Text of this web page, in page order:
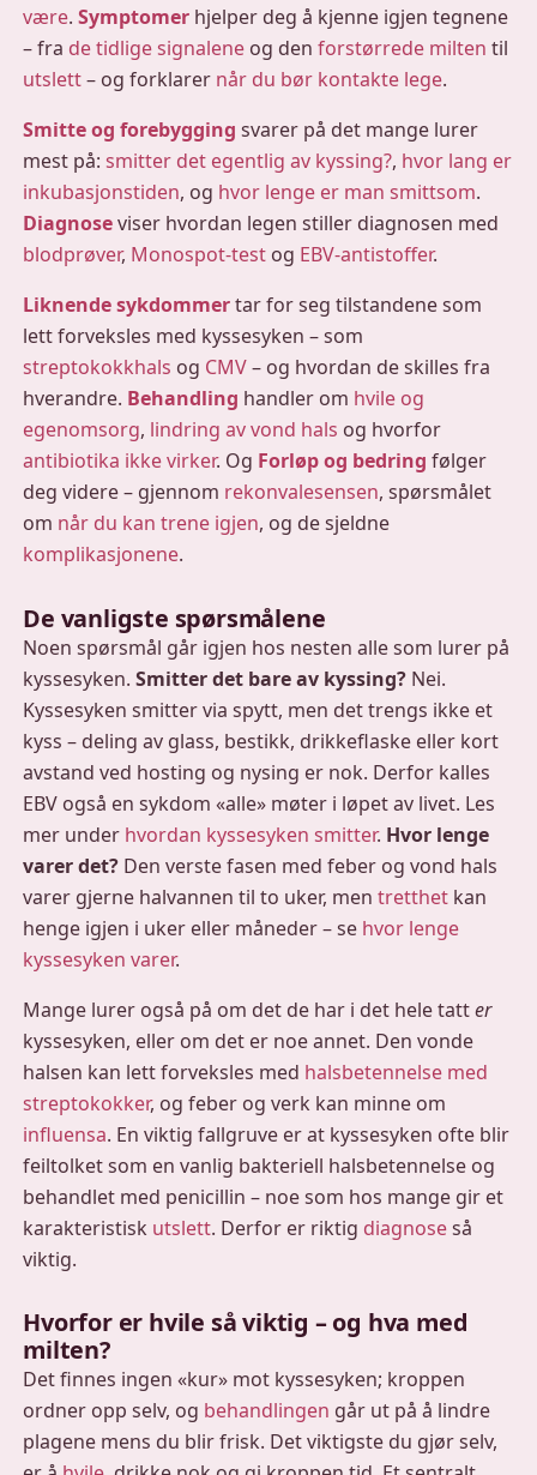
være.Symptomer hjelper deg å kjenne igjen tegnene
– fra de tidlige signalene og denforstørrede milten til
utslett– og forklarer når du bør kontakte lege.
Smitte og forebygging svarer på det mange lurer
mest på:smitter det egentlig av kyssing?, hvor lang er
inkubasjonstiden, og hvor lenge er man smittsom.
Diagnoseviser hvordan legen stiller diagnosen med
blodprøver, Monospot-test og EBV-antistoffer.
Liknende sykdommertar for seg tilstandene som
lett forveksles med kyssesyken – som
streptokokkhals og CMV– og hvordan de skilles fra
hverandre. Behandling handler om hvile og
egenomsorg, lindring av vond hals og hvorfor
antibiotika ikke virker. Og Forløp og bedring følger
deg videre – gjennom rekonvalesensen, spørsmålet
om når du kan trene igjen, og de sjeldne
komplikasjonene.
De vanligste spørsmålene
Noen spørsmål går igjen hos nesten alle som lurer på
kyssesyken.Smitter det bare av kyssing? Nei.
Kyssesyken smitter via spytt, men det trengs ikke et
kyss – deling av glass, bestikk, drikkeflaske eller kort
avstand ved hosting og nysing er nok. Derfor kalles
EBV også en sykdom «alle» møter i løpet av livet. Les
mer under hvordan kyssesyken smitter. Hvor lenge
varer det? Den verste fasen med feber og vond hals
varer gjerne halvannen til to uker, mentretthet kan
henge igjen i uker eller måneder – se hvor lenge
kyssesyken varer.
Mange lurer også på om det de har i det hele tatter
kyssesyken, eller om det er noe annet. Den vonde
halsen kan lett forveksles med halsbetennelse med
streptokokker, og feber og verk kan minne om
influensa. En viktig fallgruve er at kyssesyken ofte blir
feiltolket som en vanlig bakteriell halsbetennelse og
behandlet med penicillin – noe som hos mange gir et
karakteristisk utslett. Derfor er riktig diagnoseså
viktig.
Hvorfor er hvile så viktig – og hva med
milten?
Det finnes ingen «kur» mot kyssesyken; kroppen
ordner opp selv, og behandlingen går ut på å lindre
plagene mens du blir frisk. Det viktigste du gjør selv,